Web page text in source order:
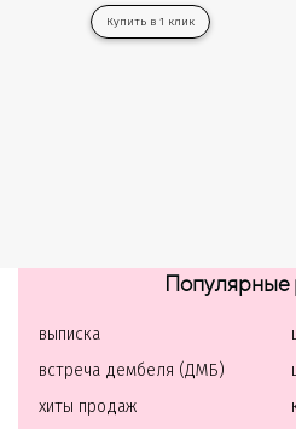
Купить в 1 клик
Популярные
выписка
встреча дембеля (ДМБ)
хиты продаж